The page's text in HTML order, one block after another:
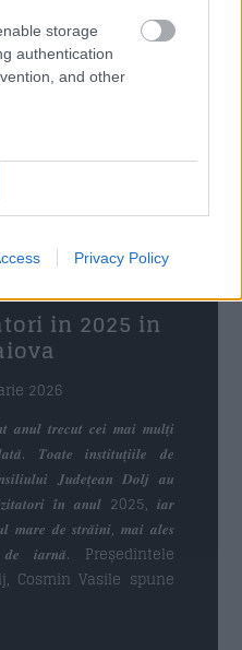
storage
authentication
and other
Privacy Policy
in 2025 in
2026
𝒕𝒓𝒆𝒄𝒖𝒕 𝒄𝒆𝒊 𝒎𝒂𝒊 𝒎𝒖𝒍𝒕̦𝒊
𝑻𝒐𝒂𝒕𝒆 𝒊𝒏𝒔𝒕𝒊𝒕𝒖𝒕̦𝒊𝒊𝒍𝒆 𝒅𝒆
𝑱𝒖𝒅𝒆𝒕̦𝒆𝒂𝒏 𝑫𝒐𝒍𝒋 𝒂𝒖
𝒊̂𝒏 𝒂𝒏𝒖𝒍 2025, 𝒊𝒂𝒓
𝒎𝒂𝒓𝒆 𝒅𝒆 𝒔𝒕𝒓𝒂̆𝒊𝒏𝒊, 𝒎𝒂𝒊 𝒂𝒍𝒆𝒔
𝒅𝒆 𝒊𝒂𝒓𝒏𝒂̆. Președintele
Cosmin Vasile spune